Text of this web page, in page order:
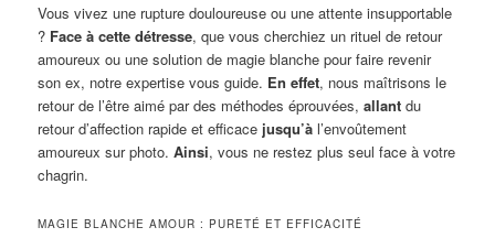
Vous vivez une rupture douloureuse ou une attente insupportable
? Face à cette détresse, que vous cherchiez un rituel de retour
amoureux ou une solution de magie blanche pour faire revenir
son ex, notre expertise vous guide. En effet, nous maîtrisons le
retour de l’être aimé par des méthodes éprouvées,allant du
retour d’affection rapide et efficace jusqu’à l’envoûtement
amoureux sur photo.Ainsi, vous ne restez plus seul face à votre
chagrin.
MAGIE BLANCHE AMOUR : PURETÉ ET EFFICACITÉ